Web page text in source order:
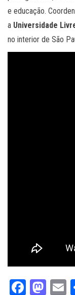
e educação.
a Universidade
no interior de São
Fa
M
E